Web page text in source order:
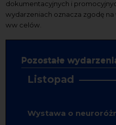
dokumentacyjnych i
wydarzeniach oznacza zgodę
ww celów.
Pozostałe
Listopad
Wystawa o